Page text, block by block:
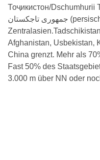
Тоҷикистон/Dschumhurii
جمهوری تاجکستان‎ (persisch)) ist ein Staat in
Afghanistan, Usbekistan,
China grenzt. Mehr als
Fast 50% des
3.000 m über NN oder